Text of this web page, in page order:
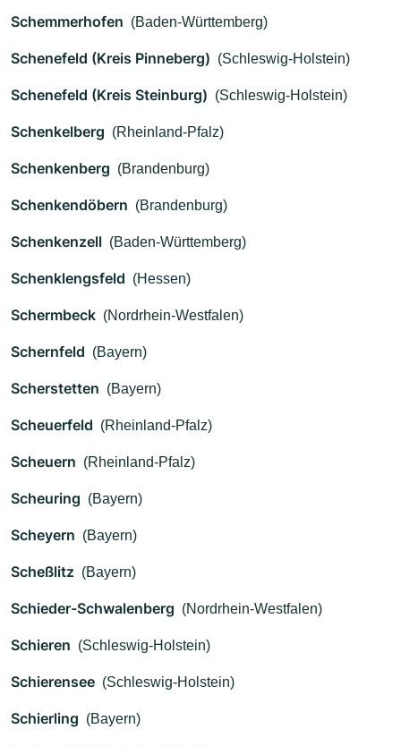
Schemmerhofen (Baden-Württemberg)
Schenefeld (Kreis Pinneberg) (Schleswig-Holstein)
Schenefeld (Kreis Steinburg) (Schleswig-Holstein)
Schenkelberg (Rheinland-Pfalz)
Schenkenberg (Brandenburg)
Schenkendöbern (Brandenburg)
Schenkenzell (Baden-Württemberg)
Schenklengsfeld (Hessen)
Schermbeck (Nordrhein-Westfalen)
Schernfeld (Bayern)
Scherstetten (Bayern)
Scheuerfeld (Rheinland-Pfalz)
Scheuern (Rheinland-Pfalz)
Scheuring (Bayern)
Scheyern (Bayern)
Scheßlitz (Bayern)
Schieder-Schwalenberg (Nordrhein-Westfalen)
Schieren (Schleswig-Holstein)
Schierensee (Schleswig-Holstein)
Schierling (Bayern)